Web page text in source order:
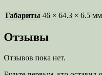
Габариты 46 × 64.3 × 6.5 мм
Отзывы
Отзывов пока нет.